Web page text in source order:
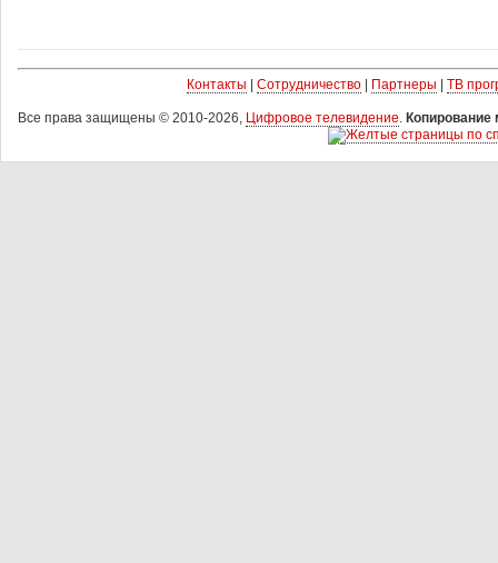
Контакты Сотрудничество| Партнеры ТВ
Все права защищены © 2010-2026, Цифровое телевидение. Копирование